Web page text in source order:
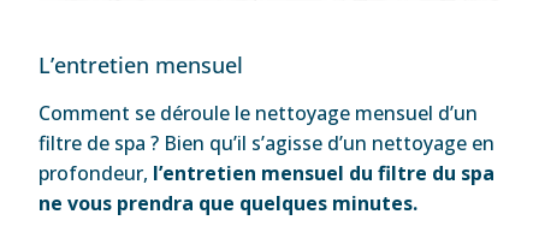
L’entretien mensuel
Comment se déroule le nettoyage mensuel d’un
filtre de spa ? Bien qu’il s’agisse d’un nettoyage en
profondeur, l’entretien mensuel du filtre du spa
ne vous prendra que quelques minutes.